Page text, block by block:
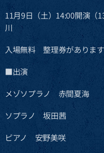
11月9日（土）14:00開演（
川
入場無料 整理券がありま
■出演
メゾソプラノ 赤間夏海
ソプラノ 坂田茜
ピアノ 安野美咲